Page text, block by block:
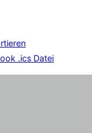
.ics Datei